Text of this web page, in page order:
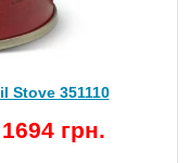
Stove 351110
1694 грн.